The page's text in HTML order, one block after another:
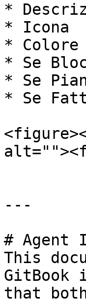
*
* Icona
* Colore
* Se
* Se
* Se
---
# Agent
This
GitBook
that